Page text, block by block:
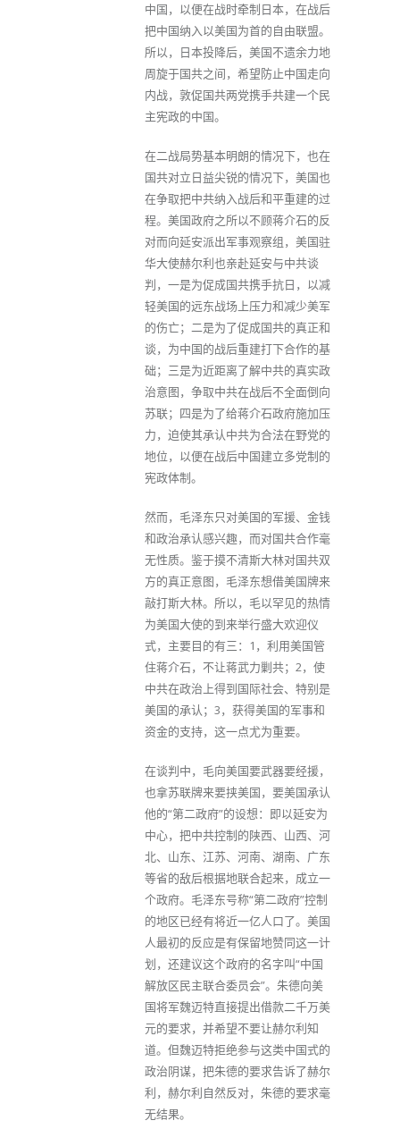
中国，以便在战时牵制日本，在战后
把中国纳入以美国为首的自由联盟。
所以，日本投降后，美国不遗余力地
周旋于国共之间，希望防止中国走向
内战，敦促国共两党携手共建一个民
主宪政的中国。
在二战局势基本明朗的情况下，也在
国共对立日益尖锐的情况下，美国也
在争取把中共纳入战后和平重建的过
程。美国政府之所以不顾蒋介石的反
对而向延安派出军事观察组，美国驻
华大使赫尔利也亲赴延安与中共谈
判，一是为促成国共携手抗日，以减
轻美国的远东战场上压力和减少美军
的伤亡；二是为了促成国共的真正和
谈，为中国的战后重建打下合作的基
础；三是为近距离了解中共的真实政
治意图，争取中共在战后不全面倒向
苏联；四是为了给蒋介石政府施加压
力，迫使其承认中共为合法在野党的
地位，以便在战后中国建立多党制的
宪政体制。
然而，毛泽东只对美国的军援、金钱
和政治承认感兴趣，而对国共合作毫
无性质。鉴于摸不清斯大林对国共双
方的真正意图，毛泽东想借美国牌来
敲打斯大林。所以，毛以罕见的热情
为美国大使的到来举行盛大欢迎仪
式，主要目的有三：1，利用美国管
住蒋介石，不让蒋武力剿共；2，使
中共在政治上得到国际社会、特别是
美国的承认；3，获得美国的军事和
资金的支持，这一点尤为重要。
在谈判中，毛向美国要武器要经援，
也拿苏联牌来要挟美国，要美国承认
他的“第二政府”的设想：即以延安为
中心，把中共控制的陕西、山西、河
北、山东、江苏、河南、湖南、广东
等省的敌后根据地联合起来，成立一
个政府。毛泽东号称“第二政府”控制
的地区已经有将近一亿人口了。美国
人最初的反应是有保留地赞同这一计
划，还建议这个政府的名字叫“中国
解放区民主联合委员会”。朱德向美
国将军魏迈特直接提出借款二千万美
元的要求，并希望不要让赫尔利知
道。但魏迈特拒绝参与这类中国式的
政治阴谋，把朱德的要求告诉了赫尔
利，赫尔利自然反对，朱德的要求毫
无结果。